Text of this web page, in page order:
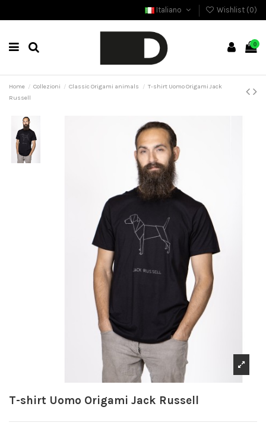
Italiano Wishlist (0)
0
Home Collezioni Classic Origami animals
T-shirt Uomo Origami Jack
Russell
T-shirt Uomo Origami Jack Russell